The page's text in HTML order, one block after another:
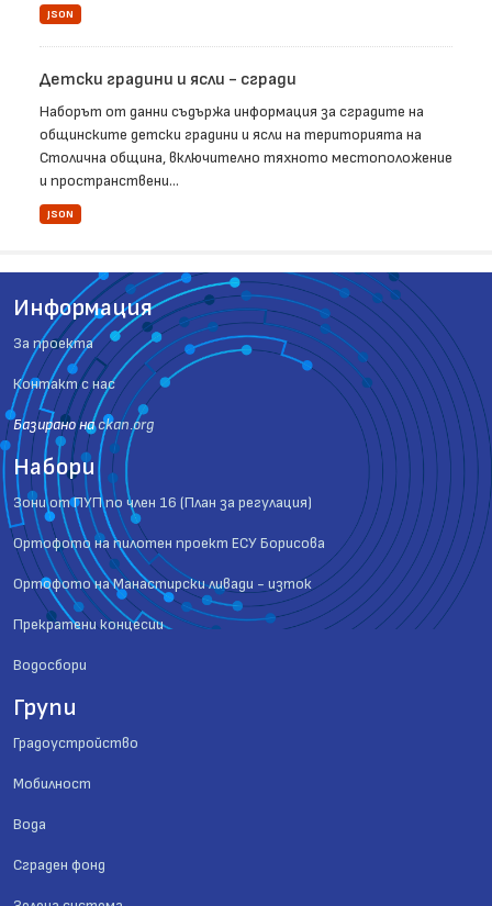
JSON
Детски градини и ясли - сгради
Наборът от данни съдържа информация за сградите на
общинските детски градини и ясли на територията на
Столична община, включително тяхното местоположение
и пространствени...
JSON
Информация
За проекта
Контакт с нас
Базиранo наckan.org
Набори
Зони от ПУП по член 16 (План за регулация)
Ортофото на пилотен проект ЕСУ Борисова
Ортофото на Манастирски ливади - изток
Прекратени концесии
Водосбори
Групи
Градоустройство
Мобилност
Вода
Сграден фонд